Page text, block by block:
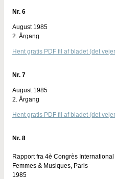
Nr. 6
August 1985
2. Årgang
Hent gratis PDF fil af bladet (det
Nr. 7
August 1985
2. Årgang
Hent gratis PDF fil af bladet (det
Nr. 8
Rapport fra 4è Congrès International
Femmes & Musiques, Paris
1985